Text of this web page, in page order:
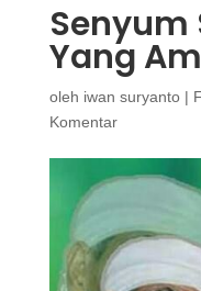
Senyum
Yang
oleh iwan suryanto|
Komentar